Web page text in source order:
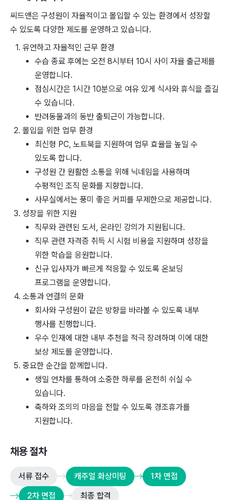
씨드앤은 구성원이 자율적이고 몰입할 수 있는 환경에서 성장할
수 있도록 다양한 제도를 운영하고 있습니다.
유연하고 자율적인 근무 환경
수습 종료 후에는 오전 8시부터 10시 사이 자율 출근제를
운영합니다.
점심시간은 1시간 10분으로 여유 있게 식사와 휴식을 즐길
수 있습니다.
반려동물과의 동반 출퇴근이 가능합니다.
몰입을 위한 업무 환경
최신형 PC, 노트북을 지원하여 업무 효율을 높일 수
있도록 합니다.
구성원 간 원활한 소통을 위해 닉네임을 사용하며
수평적인 조직 문화를 지향합니다.
사무실에서는 풍미 좋은 커피를 무제한으로 제공합니다.
성장을 위한 지원
직무와 관련된 도서, 온라인 강의가 지원됩니다.
직무 관련 자격증 취득 시 시험 비용을 지원하며 성장을
위한 학습을 응원합니다.
신규 입사자가 빠르게 적응할 수 있도록 온보딩
프로그램을 운영합니다.
소통과 연결의 문화
회사와 구성원이 같은 방향을 바라볼 수 있도록 내부
행사를 진행합니다.
우수 인재에 대한 내부 추천을 적극 장려하며 이에 대한
보상 제도를 운영합니다.
중요한 순간을 함께합니다.
생일 연차를 통하여 소중한 하루를 온전히 쉬실 수
있습니다.
축하와 조의의 마음을 전할 수 있도록 경조휴가를
지원합니다.
채용 절차
서류 접수 캐주얼 화상미팅
1차 면접
2차 면접
최종 합격